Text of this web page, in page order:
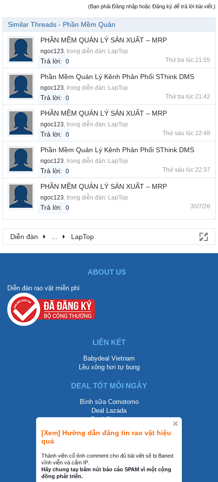
[Xem] Hưỡng dẫn đăng tin rao vặt hiệu
quả
Thành viên cố tình comment cho đủ bài viêt sẽ bị Baned
vĩnh viễn và cấm IP.
Hãy chung tay bấm nút báo cáo SPAM vì một cộng
đồng phát triển.
(Bạn phải Đăng nhập hoặc Đăng ký để trả lời bài viết.)
Similar Threads - Phần Mềm Quản
PHẦN MỀM QUẢN LÝ SẢN XUẤT – MRP
ngoc123, trong diễn đàn: LapTop
Trả lời: 0 Thứ ba lúc 21:55
Phần Mềm Quản Lý Kênh Phân Phối SThink DMS
ngoc123, trong diễn đàn: LapTop
Trả lời: 0 Thứ ba lúc 21:42
PHẦN MỀM QUẢN LÝ SẢN XUẤT – MRP
ngoc123, trong diễn đàn: LapTop
Trả lời: 0 Thứ sáu lúc 22:48
Phần Mềm Quản Lý Kênh Phân Phối SThink DMS
ngoc123, trong diễn đàn: LapTop
Trả lời: 0 Thứ sáu lúc 22:37
PHẦN MỀM QUẢN LÝ SẢN XUẤT – MRP
ngoc123, trong diễn đàn: LapTop
Trả lời: 0 30/7/26
Diễn đàn ... LapTop
ABOUT US
Diễn đàn rao vặt miễn phí
LIÊN KẾT
Babydeal Vietnam
Lều xông hơi tự bung
DEAL TỐT MỖI NGÀY
Bình sữa Comotomo
Deal Lazada
Deal Shopee
LIÊN HỆ
0858002468
contact@mraovat.vn